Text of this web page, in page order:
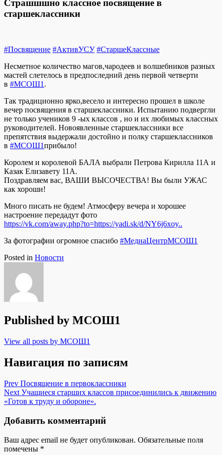
Страшшшно классное посвящение в
старшеклассники
#Посвящение #АктивУСУ #СтаршеКлассные
Несметное количество магов,чародеев и волшебников разных
мастей слетелось в предпоследний день первой четверти
в #МСОШ1.
Так традиционно ярко,весело и интересно прошел в школе
вечер посвящения в старшеклассники. Испытанию подвергли
не только учеников 9 -ых классов , но и их любимых классных
руководителей. Новоявленные старшеклассники все
препятствия выдержали достойно и полку старшеклассников
в #МСОШ1прибыло!
Королем и королевой БАЛА выбрали Петрова Кирилла 11А и
Казак Елизавету 11А.
Поздравляем вас, ВАШИ ВЫСОЧЕСТВА! Вы были УЖАС
как хороши!
Много писать не будем! Атмосферу вечера и хорошее
настроение передадут фото
https://vk.com/away.php?to=https://yadi.sk/d/NY6j6xoy..
За фотографии огромное спасибо #МедиаЦентрМСОШ1
Posted in Новости
Published by МСОШ1
View all posts by МСОШ1
Навигация по записям
Prev Посвящение в первоклассники
Next Учащиеся старших классов присоединились к движению
«Готов к труду и обороне».
Добавить комментарий
Ваш адрес email не будет опубликован. Обязательные поля
помечены *